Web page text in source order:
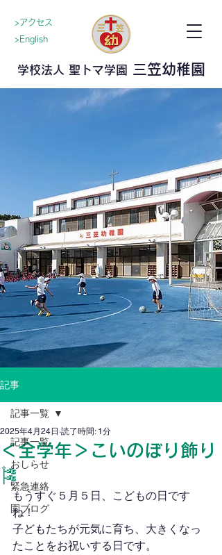
>アクセス
>English
学校法人 聖トマ学園 三笠幼稚園
記事
記事一覧
おしらせ
緊急連絡
園ブログ
記事一覧
＜全学年＞こいのぼり飾り
🎏
2025年4月24日 読了時間: 1分
もうすぐ５月５日、こどもの日です
ね！
子どもたちが元気に育ち、大きくなっ
たことをお祝いする日です。